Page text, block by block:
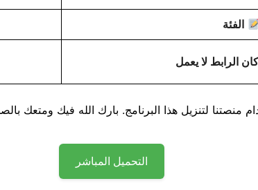
الفئة
كان الرابط لا يعمل
لتنزيل هذا البرنامج. بارك الله فيك ومتعك
التحميل المباشر